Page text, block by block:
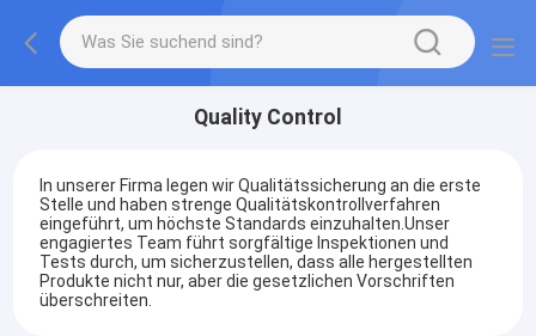
Quality Control
In unserer Firma legen wir Qualitätssicherung an die erste
Stelle und haben strenge Qualitätskontrollverfahren
eingeführt, um höchste Standards einzuhalten.Unser
engagiertes Team führt sorgfältige Inspektionen und
Tests durch, um sicherzustellen, dass alle hergestellten
Produkte nicht nur, aber die gesetzlichen Vorschriften
überschreiten.